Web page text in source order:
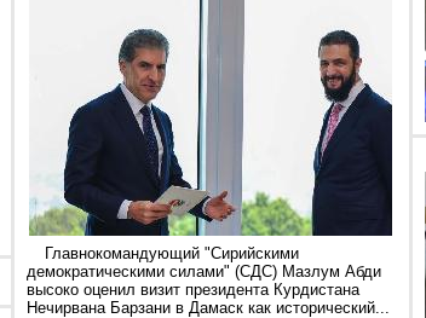
Главнокомандующий "Сирийскими
демократическими силами" (СДС) Мазлум Абди
высоко оценил визит президента Курдистана
Нечирвана Барзани в Дамаск как исторический...